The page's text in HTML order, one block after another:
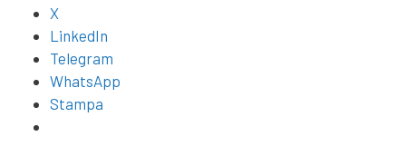
X
LinkedIn
Telegram
WhatsApp
Stampa